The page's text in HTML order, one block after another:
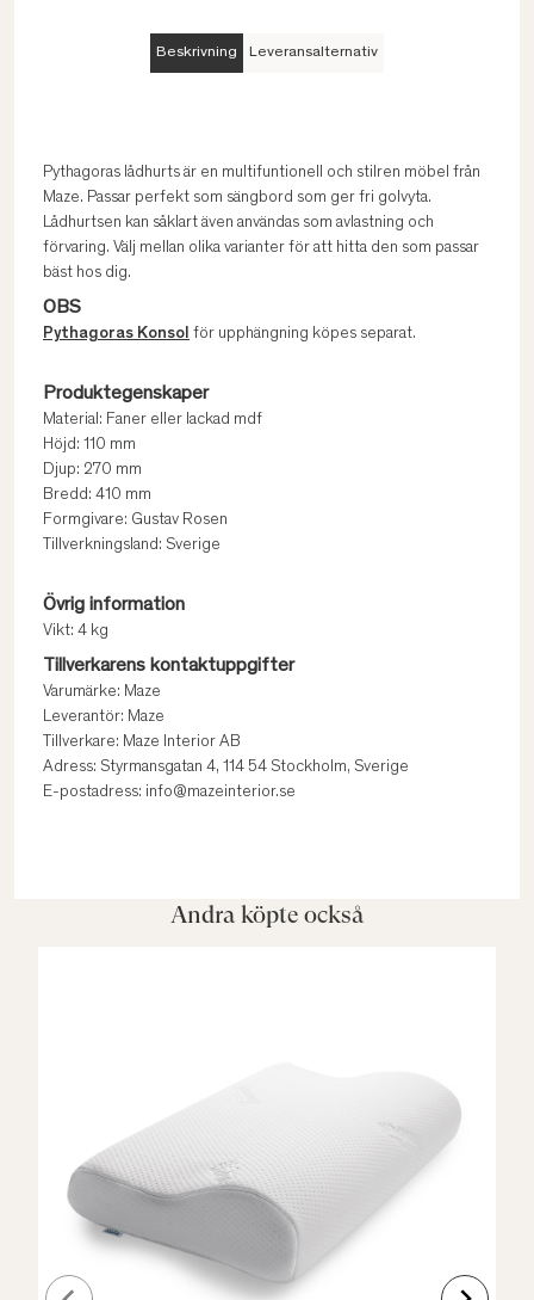
Beskrivning Leveransalternativ
Pythagoras lådhurts är en multifuntionell och stilren möbel från
Maze. Passar perfekt som sängbord som ger fri golvyta.
Lådhurtsen kan såklart även användas som avlastning och
förvaring. Välj mellan olika varianter för att hitta den som passar
bäst hos dig.
OBS
Pythagoras Konsol för upphängning köpes separat.
Produktegenskaper
Material: Faner eller lackad mdf
Höjd: 110 mm
Djup: 270 mm
Bredd: 410 mm
Formgivare: Gustav Rosen
Tillverkningsland: Sverige
Övrig information
Vikt: 4 kg
Tillverkarens kontaktuppgifter
Varumärke: Maze
Leverantör: Maze
Tillverkare: Maze Interior AB
Adress: Styrmansgatan 4, 114 54 Stockholm, Sverige
E-postadress: info@mazeinterior.se
Andra köpte också